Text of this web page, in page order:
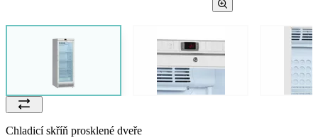
Chladicí skříň prosklené dveře